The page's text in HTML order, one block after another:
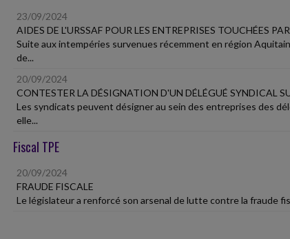
23/09/2024
AIDES DE L'URSSAF POUR LES ENTREPRISES TOUCHÉES
Suite aux intempéries survenues récemment en région
de...
20/09/2024
CONTESTER LA DÉSIGNATION D'UN DÉLÉGUÉ SYNDICAL
Les syndicats peuvent désigner au sein des entreprises des
elle...
Fiscal TPE
20/09/2024
FRAUDE FISCALE
Le législateur a renforcé son arsenal de lutte contre la fraude